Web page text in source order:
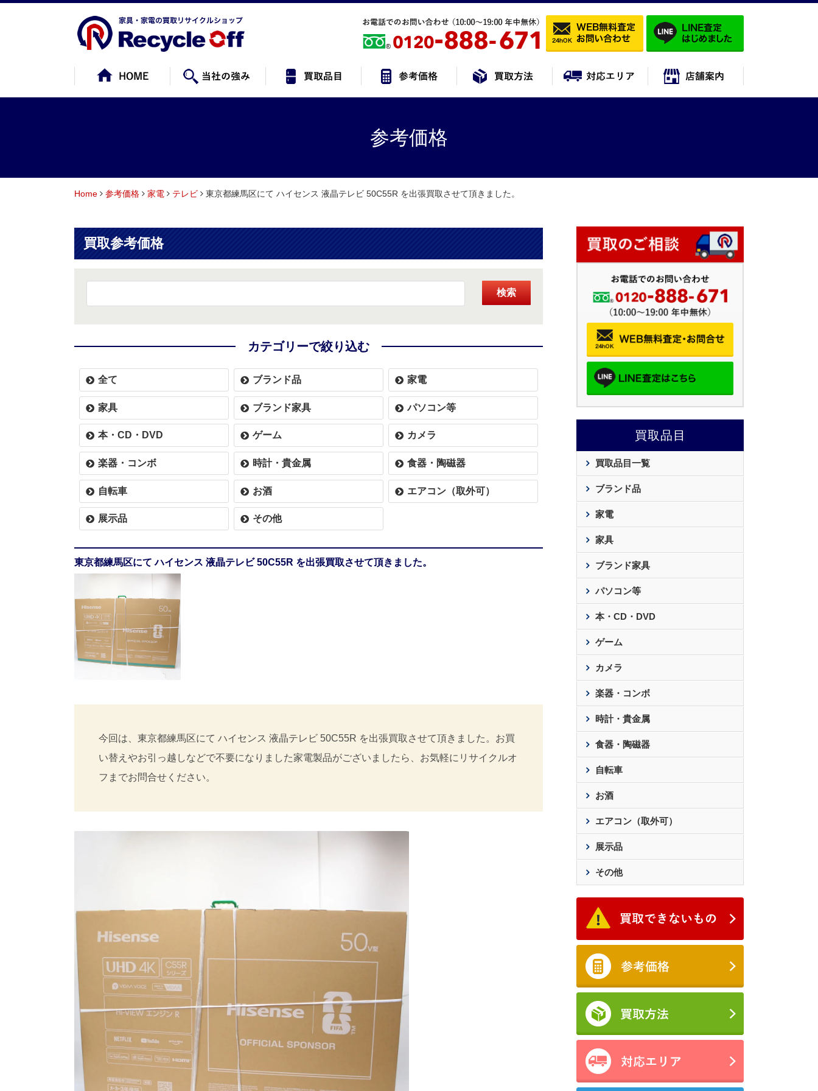
参考価格
Home 参考価格 家電 テレビ 東京都練馬区にて ハイセンス 液晶テレビ 50C55R を出張買取させて頂きました。
買取参考価格
検索
カテゴリーで絞り込む
全て ブランド品 家電
家具 ブランド家具 パソコン等
本・CD・DVD ゲーム カメラ
楽器・コンボ 時計・貴金属 食器・陶磁器
自転車 お酒 エアコン（取外可）
展示品 その他
東京都練馬区にて ハイセンス 液晶テレビ 50C55R を出張買取させて頂きました。
今回は、東京都練馬区にて ハイセンス 液晶テレビ 50C55R を出張買取させて頂きました。お買
い替えやお引っ越しなどで不要になりました家電製品がございましたら、お気軽にリサイクルオ
フまでお問合せください。
買取品目
買取品目一覧
ブランド品
家電
家具
ブランド家具
パソコン等
本・CD・DVD
ゲーム
カメラ
楽器・コンボ
時計・貴金属
食器・陶磁器
自転車
お酒
エアコン（取外可）
展示品
その他